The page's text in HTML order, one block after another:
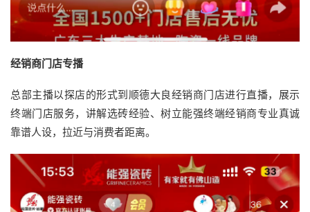
经销商门店专播
总部主播以探店的形式到顺德大良经销商门店进行直播，展示
终端门店服务，讲解选砖经验、树立能强终端经销商专业真诚
靠谱人设，拉近与消费者距离。